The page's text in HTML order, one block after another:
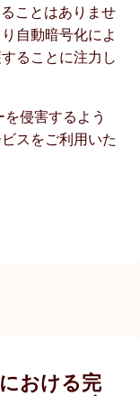
ことはありませ
自動暗号化によ
ることに注力し
侵害するよう
スをご利用いた
おける完